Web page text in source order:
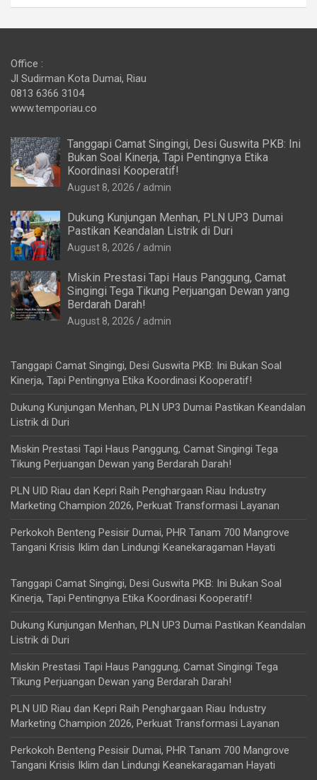
Office :
Jl Sudirman Kota Dumai, Riau
0813 6366 3104
www.temporiau.co
Tanggapi Camat Singingi, Desi Guswita PKB: Ini
Bukan Soal Kinerja, Tapi Pentingnya Etika
Koordinasi Kooperatif!
August 8, 2026 admin
Dukung Kunjungan Menhan, PLN UP3 Dumai
Pastikan Keandalan Listrik di Duri
August 8, 2026 admin
Miskin Prestasi Tapi Haus Panggung, Camat
Singingi Tega Tikung Perjuangan Dewan yang
Berdarah Darah!
August 8, 2026 admin
Tanggapi Camat Singingi, Desi Guswita PKB: Ini Bukan Soal
Kinerja, Tapi Pentingnya Etika Koordinasi Kooperatif!
Dukung Kunjungan Menhan, PLN UP3 Dumai Pastikan Keandalan
Listrik di Duri
Miskin Prestasi Tapi Haus Panggung, Camat Singingi Tega
Tikung Perjuangan Dewan yang Berdarah Darah!
PLN UID Riau dan Kepri Raih Penghargaan Riau Industry
Marketing Champion 2026, Perkuat Transformasi Layanan
Perkokoh Benteng Pesisir Dumai, PHR Tanam 700 Mangrove
Tangani Krisis Iklim dan Lindungi Keanekaragaman Hayati
Tanggapi Camat Singingi, Desi Guswita PKB: Ini Bukan Soal
Kinerja, Tapi Pentingnya Etika Koordinasi Kooperatif!
Dukung Kunjungan Menhan, PLN UP3 Dumai Pastikan Keandalan
Listrik di Duri
Miskin Prestasi Tapi Haus Panggung, Camat Singingi Tega
Tikung Perjuangan Dewan yang Berdarah Darah!
PLN UID Riau dan Kepri Raih Penghargaan Riau Industry
Marketing Champion 2026, Perkuat Transformasi Layanan
Perkokoh Benteng Pesisir Dumai, PHR Tanam 700 Mangrove
Tangani Krisis Iklim dan Lindungi Keanekaragaman Hayati